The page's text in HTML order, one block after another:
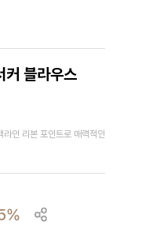
블라우스
인 리본 포인트로 매력적인